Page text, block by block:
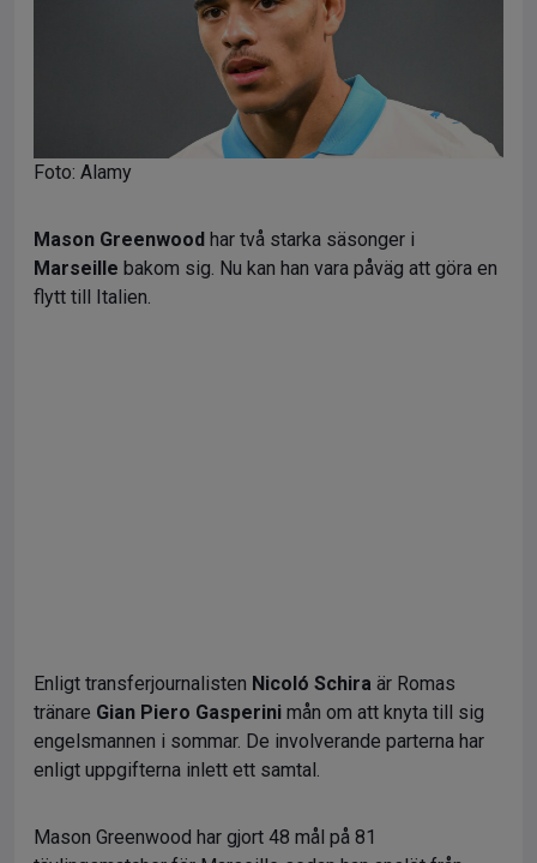
Foto: Alamy
Mason Greenwood har två starka säsonger i
Marseille bakom sig. Nu kan han vara påväg att göra en
flytt till Italien.
Enligt transferjournalisten Nicoló Schira är Romas
tränare Gian Piero Gasperini mån om att knyta till sig
engelsmannen i sommar. De involverande parterna har
enligt uppgifterna inlett ett samtal.
Mason Greenwood har gjort 48 mål på 81